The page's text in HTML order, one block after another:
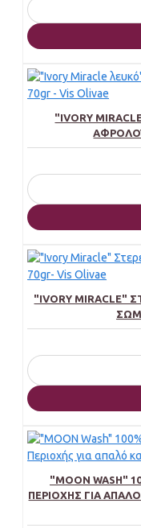
"IVORY
"IVORY MIRACLE"
"MOON WASH"
ΠΕΡΙΟΧΉΣ ΓΙΑ